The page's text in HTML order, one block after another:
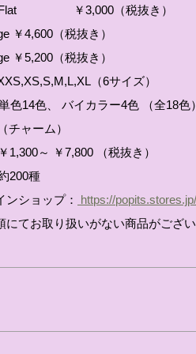
Flat ￥3,000（税抜き）
￥4,600（税抜き）
￥5,200（税抜き）
（6サイズ）
色14色、 バイカラー4色 （全18色）
ャーム）
1,300～ ￥7,800 （税抜き）
200種
ショップ：
https://popits.stores.jp/
てお取り扱いがない商品がござ